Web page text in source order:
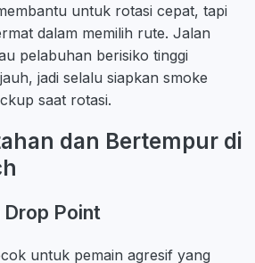
untuk rotasi cepat, tapi
dalam memilih rute. Jalan
pelabuhan berisiko tinggi
jadi selalu siapkan smoke
saat rotasi.
dan Bertempur di
Point
untuk pemain agresif yang